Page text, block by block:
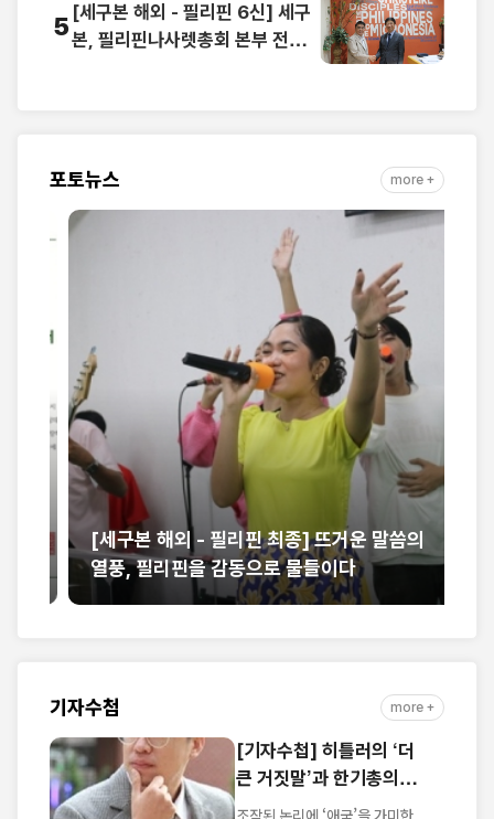
5 [세구본 해외 - 필리핀 6신] 세구
본, 필리핀나사렛총회 본부 전격
포토뉴스 more +
[세구본 해외 - 필리핀 최종] 뜨거운 말씀의
열풍, 필리핀을 감동으로 물들이다
기자수첩 more +
[기자수첩] 히틀러의 ‘더
큰 거짓말’과 한기총의
'이단 음모론'
조작된 논리에 ‘애국’을 가미한